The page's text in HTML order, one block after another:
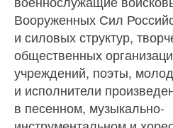
Вооруженных Сил
и силовых структур,
общественных
учреждений, поэты,
и исполнители
в песенном, музыкально-